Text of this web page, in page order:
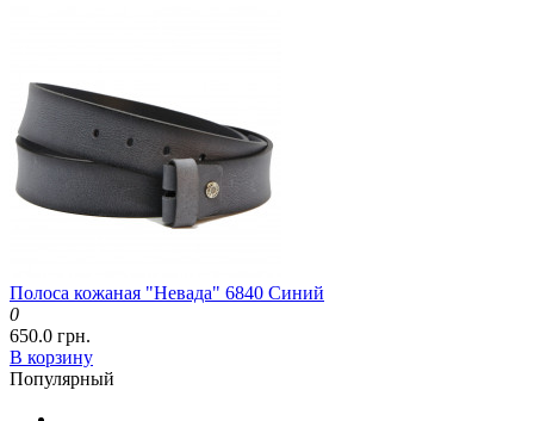
Полоса кожаная "Невада" 6840 Синий
0
650.0 грн.
В корзину
Популярный